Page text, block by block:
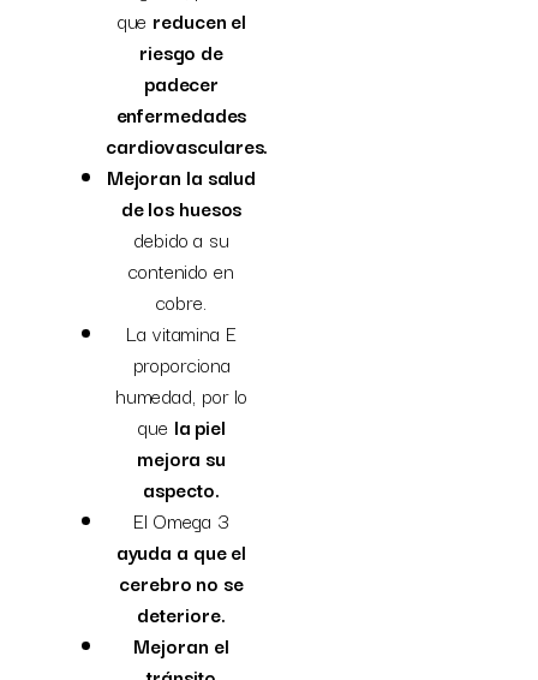
que reducen el
riesgo de
padecer
enfermedades
cardiovasculares.
Mejoran la salud
de los huesos
debido a su
contenido en
cobre.
La vitamina E
proporciona
humedad, por lo
que la piel
mejora su
aspecto.
El Omega 3
ayuda a que el
cerebro no se
deteriore.
Mejoran el